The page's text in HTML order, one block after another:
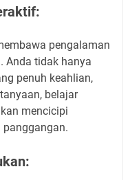
pengalaman
Anda tidak hanya
penuh keahlian,
belajar
mencicipi